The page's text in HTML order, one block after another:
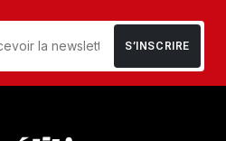
S’INSCRIRE